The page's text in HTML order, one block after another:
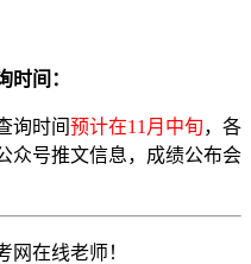
时间：
询时间预计在11月中旬，各
众号推文信息，成绩公布会
网在线老师！